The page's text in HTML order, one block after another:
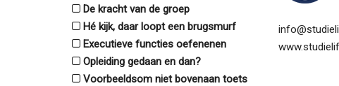
De kracht van de groep
Hé kijk, daar loopt een brugsmurf
Executieve functies oefenenen
Opleiding gedaan en dan?
Voorbeeldsom niet bovenaan toets